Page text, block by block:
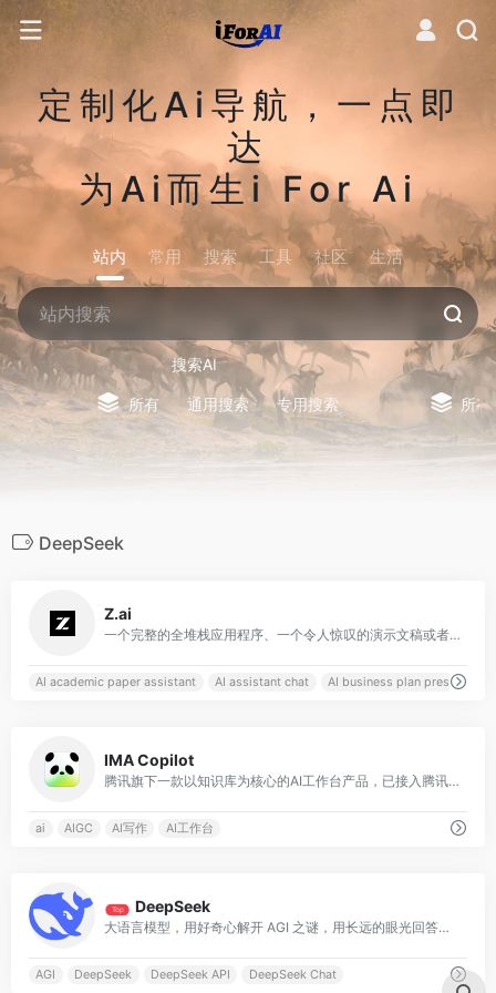
定制化Ai导航，一点即
达
为Ai而生i For Ai
站内 常用 搜索 工具 社区 生活
搜索AI
所有 通用搜索 专用搜索 所有
DeepSeek
Z.ai
一个完整的全堆栈应用程序、一个令人惊叹的演示文稿或者专业级的写作ーー然后立即得到结果
AI academic paper assistant AI assistant chat AI business plan presentation
IMA Copilot
腾讯旗下一款以知识库为核心的AI工作台产品，已接入腾讯混元大模型和DeepSeek R1模型满血版
ai AIGC AI写作 AI工作台
Top DeepSeek
大语言模型，用好奇心解开 AGI 之谜，用长远的眼光回答本质问题
AGI DeepSeek DeepSeek API DeepSeek Chat